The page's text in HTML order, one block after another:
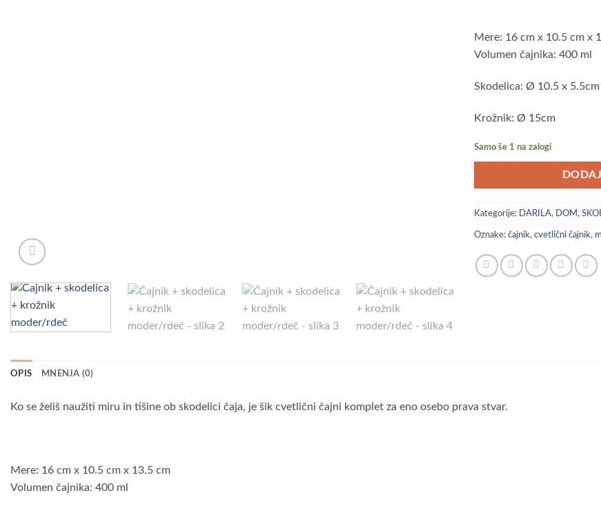
Mere: 16 cm x 10.5 cm x
Volumen čajnika: 400 ml
Skodelica: Ø 10.5 x 5.5cm
Krožnik: Ø 15cm
Samo še 1 na zalogi
Kategorije: DARILA, DOM ,
Oznake: čajnik, cvetlični čajnik,
OPIS MNENJA (0)
Ko se želiš naužiti miru in tišine ob skodelici čaja, je šik cvetlični čajni komplet za eno osebo prava stvar.
Mere: 16 cm x 10.5 cm x 13.5 cm
Volumen čajnika: 400 ml